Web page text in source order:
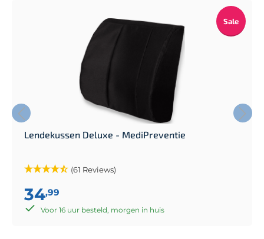
Sale
Lendekussen Deluxe - MediPreventie
(61 Reviews)
34,99
Voor 16 uur besteld, morgen in huis